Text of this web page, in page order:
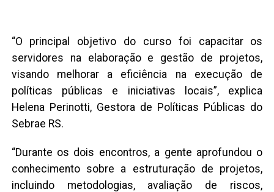
“O principal objetivo do curso foi capacitar os
servidores na elaboração e gestão de projetos,
visando melhorar a eficiência na execução de
políticas públicas e iniciativas locais”, explica
Helena Perinotti, Gestora de Políticas Públicas do
Sebrae RS.
“Durante os dois encontros, a gente aprofundou o
conhecimento sobre a estruturação de projetos,
incluindo metodologias, avaliação de riscos,